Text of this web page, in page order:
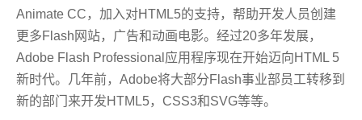
Animate CC，加入对HTML5的支持，帮助开发人员创建
更多Flash网站，广告和动画电影。经过20多年发展，
Adobe Flash Professional应用程序现在开始迈向HTML 5
新时代。几年前，Adobe将大部分Flash事业部员工转移到
新的部门来开发HTML5，CSS3和SVG等等。